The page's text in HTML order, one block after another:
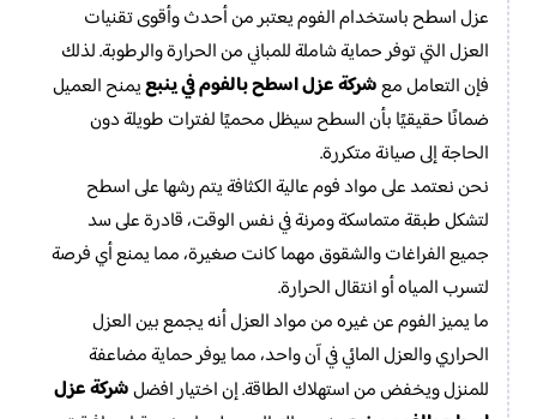
عزل اسطح باستخدام الفوم يعتبر من أحدث وأقوى تقنيات
العزل التي توفر حماية شاملة للمباني من الحرارة والرطوبة. لذلك
فإن التعامل معشركة عزل اسطح بالفوم في ينبعيمنح العميل
ضمانًا حقيقيًا بأن السطح سيظل محميًا لفترات طويلة دون
الحاجة إلى صيانة متكررة.
نحن نعتمد على مواد فوم عالية الكثافة يتم رشها على اسطح
لتشكل طبقة متماسكة ومرنة في نفس الوقت، قادرة على سد
جميع الفراغات والشقوق مهما كانت صغيرة، مما يمنع أي فرصة
لتسرب المياه أو انتقال الحرارة.
ما يميز الفوم عن غيره من مواد العزل أنه يجمع بين العزل
الحراري والعزل المائي في آن واحد، مما يوفر حماية مضاعفة
للمنزل ويخفض من استهلاك الطاقة. إن اختيار افضلشركة عزل